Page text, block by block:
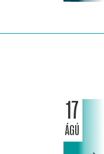
17
ÁGÚ